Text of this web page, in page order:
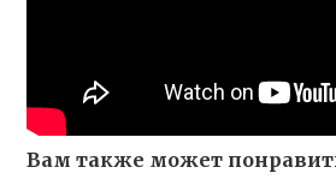
Вам также может